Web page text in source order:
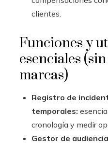
clientes.
Funciones y
esenciales
marcas)
Registro de
temporales:
cronología y medir
Gestor de